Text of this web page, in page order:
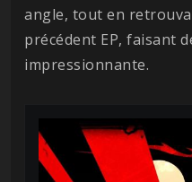
angle, tout en
précédent EP, faisant
impressionnante.